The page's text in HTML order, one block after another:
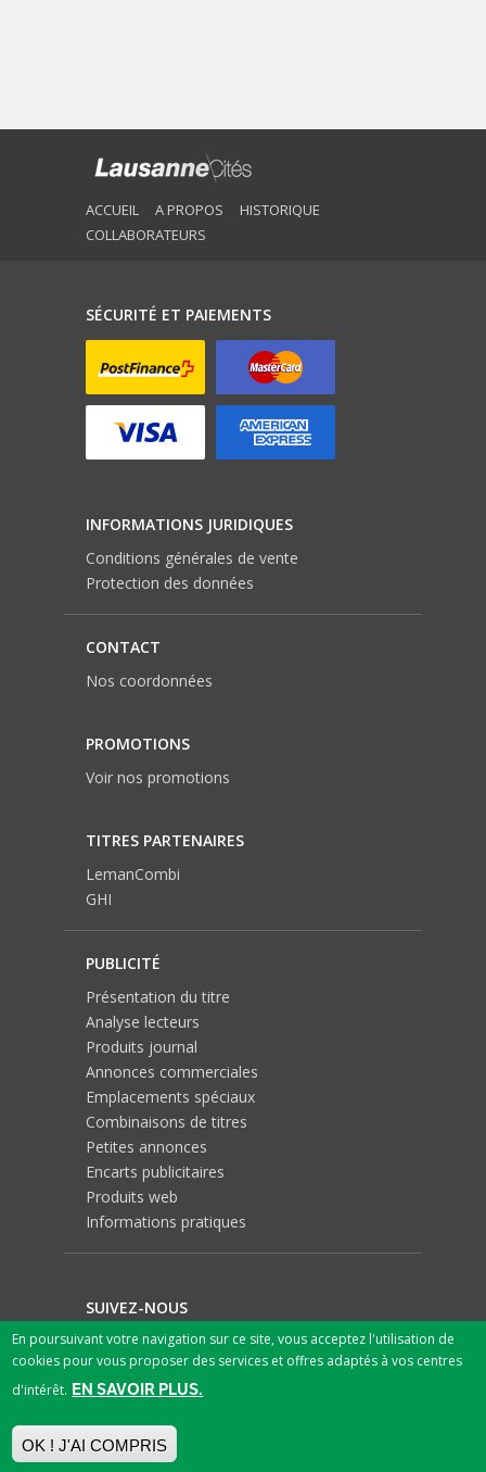
ACCUEIL A PROPOS
HISTORIQUE
COLLABORATEURS
SÉCURITÉ ET PAIEMENTS
INFORMATIONS JURIDIQUES
Conditions générales de vente
Protection des données
CONTACT
Nos coordonnées
PROMOTIONS
Voir nos promotions
TITRES PARTENAIRES
LemanCombi
GHI
PUBLICITÉ
Présentation du titre
Analyse lecteurs
Produits journal
Annonces commerciales
Emplacements spéciaux
Combinaisons de titres
Petites annonces
Encarts publicitaires
Produits web
Informations pratiques
SUIVEZ-NOUS
En poursuivant votre navigation sur ce site, vous acceptez l'utilisation de
cookies pour vous proposer des services et offres adaptés à vos centres
d'intérêt. EN SAVOIR PLUS.
OK ! J'AI COMPRIS